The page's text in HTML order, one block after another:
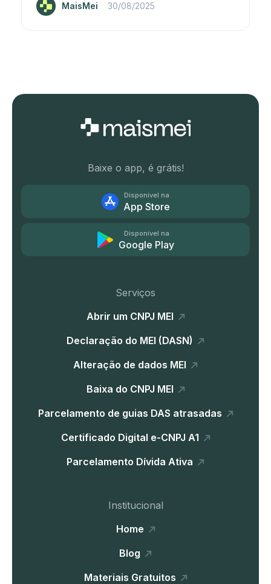
MaisMei 30/08/2025
Baixe o app, é grátis!
Disponível na
App Store
Disponível na
Google Play
Serviços
Abrir um CNPJ MEI
Declaração do MEI (DASN)
Alteração de dados MEI
Baixa do CNPJ MEI
Parcelamento de guias DAS atrasadas
Certificado Digital e-CNPJ A1
Parcelamento Dívida Ativa
Institucional
Home
Blog
Materiais Gratuitos